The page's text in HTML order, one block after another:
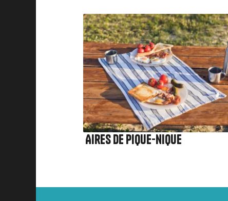
Image
Aires de pique-nique